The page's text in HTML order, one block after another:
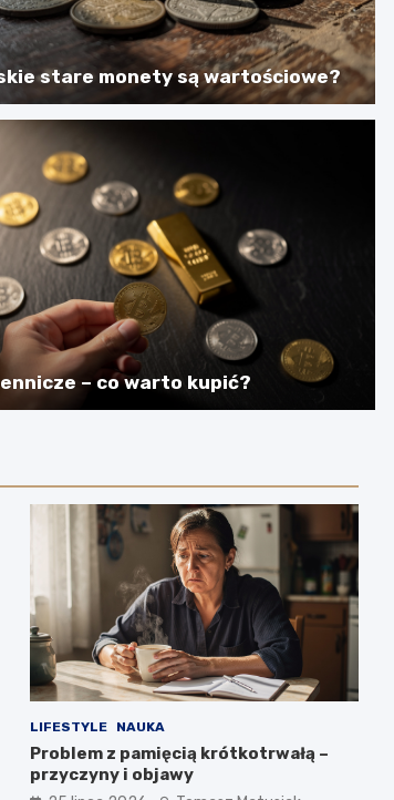
stare monety są wartościowe?
– co warto kupić?
LIFESTYLE NAUKA
Problem z pamięcią krótkotrwałą –
przyczyny i objawy